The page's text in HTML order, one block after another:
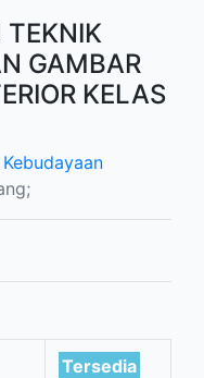
TEKNIK
GAMBAR
KELAS
Tersedia